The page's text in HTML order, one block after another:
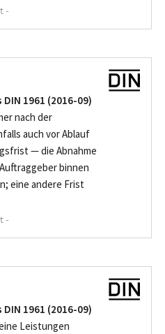
-
1961 (2016-09)
nach der
auch vor Ablauf
— die Abnahme
binnen
eine andere Frist
-
1961 (2016-09)
Leistungen